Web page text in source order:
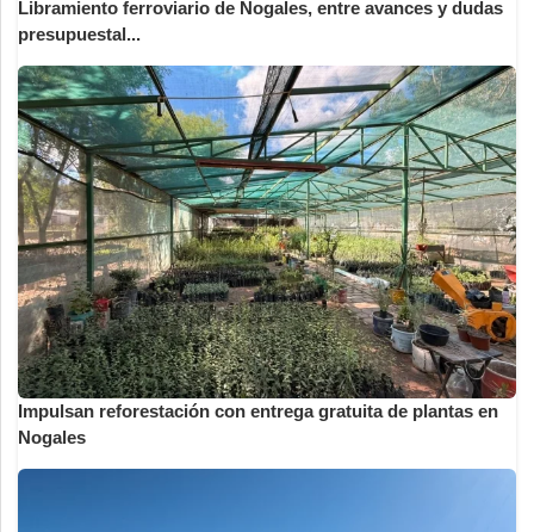
Libramiento ferroviario de Nogales, entre avances y dudas
presupuestal...
Impulsan reforestación con entrega gratuita de plantas en
Nogales